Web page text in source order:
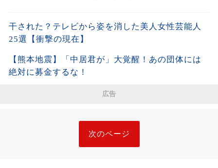
干された？テレビから姿を消した美人女性芸能人
25選【衝撃の現在】
【熊本地震】「中居君が」大覚醒！あの団体には
絶対に募金するな！
広告
次のページ